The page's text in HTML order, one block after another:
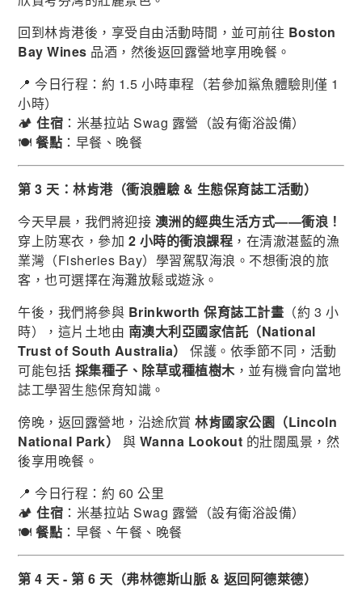
回到林肯港後，享受自由活動時間，並可前往 Boston
Bay Wines 品酒，然後返回露營地享用晚餐。
📍 今日行程：約 1.5 小時車程（若參加鯊魚體驗則僅 1
小時）
🏕住宿 ：米基拉站 Swag 露營（設有衛浴設備）
🍽餐點 ：早餐、晚餐
第 3 天：林肯港（衝浪體驗 & 生態保育誌工活動）
今天早晨，我們將迎接 澳洲的經典生活方式——衝浪！
穿上防寒衣，參加 2 小時的衝浪課程 ，在清澈湛藍的漁
業灣（Fisheries Bay）學習駕馭海浪。不想衝浪的旅
客，也可選擇在海灘放鬆或遊泳。
午後，我們將參與 Brinkworth 保育誌工計畫 （約 3 小
時），這片土地由 南澳大利亞國家信託（National
Trust of South Australia）
保護。依季節不同，活動
可能包括 採集種子、除草或種植樹木，並有機會向當地
誌工學習生態保育知識。
傍晚，返回露營地，沿途欣賞林肯國家公園（Lincoln
National Park）
與 Wanna Lookout 的壯闊風景，然
後享用晚餐。
📍 今日行程：約 60 公里
🏕住宿 ：米基拉站 Swag 露營（設有衛浴設備）
🍽餐點 ：早餐、午餐、晚餐
第 4 天 - 第 6 天（弗林德斯山脈 & 返回阿德萊德）